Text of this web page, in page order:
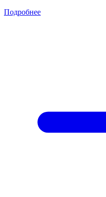
Подробнее